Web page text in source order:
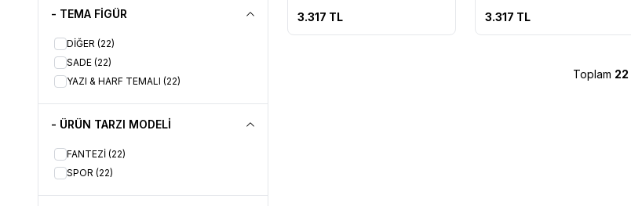
- TEMA FİGÜR
DİĞER (22)
SADE (22)
YAZI & HARF TEMALI (22)
- ÜRÜN TARZI MODELİ
FANTEZİ (22)
SPOR (22)
3.317 TL 3.317 TL
Toplam 22